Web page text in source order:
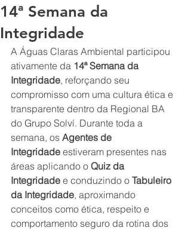
14ª Semana da
Integridade
A Águas Claras Ambiental participou
ativamente da 14ª Semana da
Integridade, reforçando seu
compromisso com uma cultura ética e
transparente dentro da Regional BA
do Grupo Solví. Durante toda a
semana, os Agentes de
Integridade estiveram presentes nas
áreas aplicando o Quiz da
Integridade e conduzindo o Tabuleiro
da Integridade, aproximando
conceitos como ética, respeito e
comportamento seguro da rotina dos